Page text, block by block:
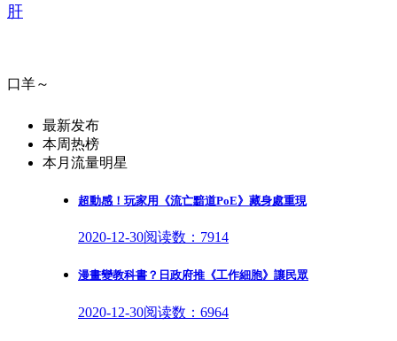
肝
口羊～
最新发布
本周热榜
本月流量明星
超動感！玩家用《流亡黯道PoE》藏身處重現
2020-12-30阅读数：7914
漫畫變教科書？日政府推《工作細胞》讓民眾
2020-12-30阅读数：6964